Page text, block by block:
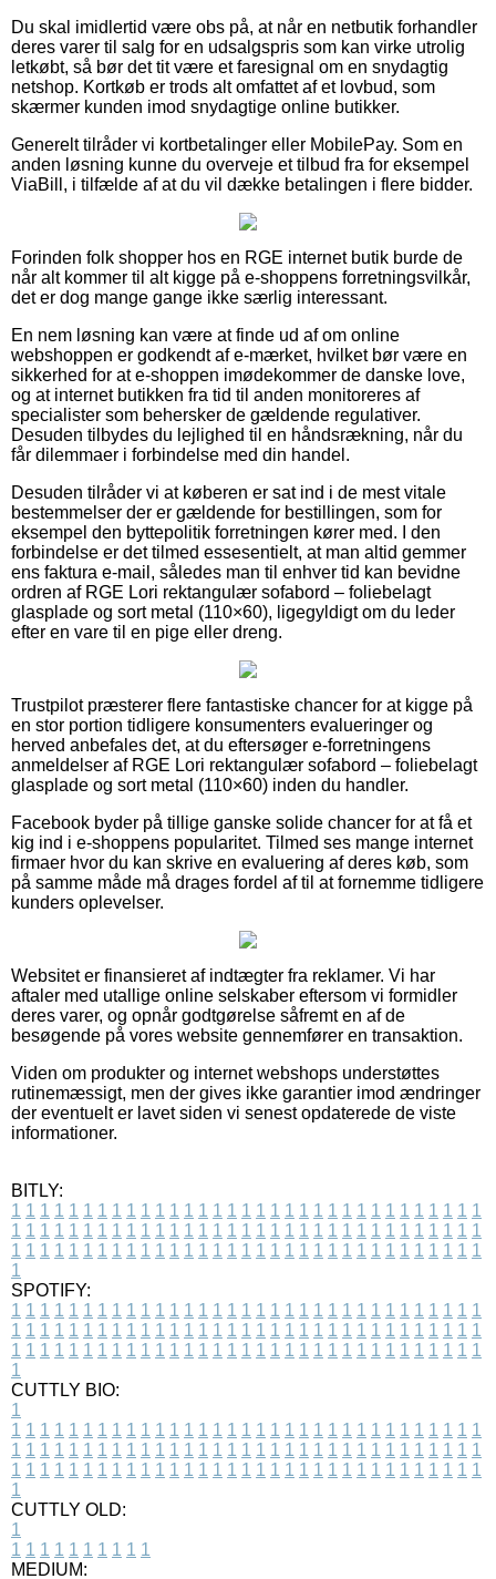
Du skal imidlertid være obs på, at når en netbutik forhandler
deres varer til salg for en udsalgspris som kan virke utrolig
letkøbt, så bør det tit være et faresignal om en snydagtig
netshop. Kortkøb er trods alt omfattet af et lovbud, som
skærmer kunden imod snydagtige online butikker.
Generelt tilråder vi kortbetalinger eller MobilePay. Som en
anden løsning kunne du overveje et tilbud fra for eksempel
ViaBill, i tilfælde af at du vil dække betalingen i flere bidder.
Forinden folk shopper hos en RGE internet butik burde de
når alt kommer til alt kigge på e-shoppens forretningsvilkår,
det er dog mange gange ikke særlig interessant.
En nem løsning kan være at finde ud af om online
webshoppen er godkendt af e-mærket, hvilket bør være en
sikkerhed for at e-shoppen imødekommer de danske love,
og at internet butikken fra tid til anden monitoreres af
specialister som behersker de gældende regulativer.
Desuden tilbydes du lejlighed til en håndsrækning, når du
får dilemmaer i forbindelse med din handel.
Desuden tilråder vi at køberen er sat ind i de mest vitale
bestemmelser der er gældende for bestillingen, som for
eksempel den byttepolitik forretningen kører med. I den
forbindelse er det tilmed essesentielt, at man altid gemmer
ens faktura e-mail, således man til enhver tid kan bevidne
ordren af RGE Lori rektangulær sofabord – foliebelagt
glasplade og sort metal (110×60), ligegyldigt om du leder
efter en vare til en pige eller dreng.
Trustpilot præsterer flere fantastiske chancer for at kigge på
en stor portion tidligere konsumenters evalueringer og
herved anbefales det, at du eftersøger e-forretningens
anmeldelser af RGE Lori rektangulær sofabord – foliebelagt
glasplade og sort metal (110×60) inden du handler.
Facebook byder på tillige ganske solide chancer for at få et
kig ind i e-shoppens popularitet. Tilmed ses mange internet
firmaer hvor du kan skrive en evaluering af deres køb, som
på samme måde må drages fordel af til at fornemme tidligere
kunders oplevelser.
Websitet er finansieret af indtægter fra reklamer. Vi har
aftaler med utallige online selskaber eftersom vi formidler
deres varer, og opnår godtgørelse såfremt en af de
besøgende på vores website gennemfører en transaktion.
Viden om produkter og internet webshops understøttes
rutinemæssigt, men der gives ikke garantier imod ændringer
der eventuelt er lavet siden vi senest opdaterede de viste
informationer.
BITLY:
1 1 1 1 1 1 1 1 1 1 1 1 1 1 1 1 1 1 1 1 1 1 1 1 1 1 1 1 1 1 1 1 1
1 1 1 1 1 1 1 1 1 1 1 1 1 1 1 1 1 1 1 1 1 1 1 1 1 1 1 1 1 1 1 1 1
1 1 1 1 1 1 1 1 1 1 1 1 1 1 1 1 1 1 1 1 1 1 1 1 1 1 1 1 1 1 1 1 1
1
SPOTIFY:
1 1 1 1 1 1 1 1 1 1 1 1 1 1 1 1 1 1 1 1 1 1 1 1 1 1 1 1 1 1 1 1 1
1 1 1 1 1 1 1 1 1 1 1 1 1 1 1 1 1 1 1 1 1 1 1 1 1 1 1 1 1 1 1 1 1
1 1 1 1 1 1 1 1 1 1 1 1 1 1 1 1 1 1 1 1 1 1 1 1 1 1 1 1 1 1 1 1 1
1
CUTTLY BIO:
1
1 1 1 1 1 1 1 1 1 1 1 1 1 1 1 1 1 1 1 1 1 1 1 1 1 1 1 1 1 1 1 1 1
1 1 1 1 1 1 1 1 1 1 1 1 1 1 1 1 1 1 1 1 1 1 1 1 1 1 1 1 1 1 1 1 1
1 1 1 1 1 1 1 1 1 1 1 1 1 1 1 1 1 1 1 1 1 1 1 1 1 1 1 1 1 1 1 1 1
1
CUTTLY OLD:
1
1 1 1 1 1 1 1 1 1 1
MEDIUM: